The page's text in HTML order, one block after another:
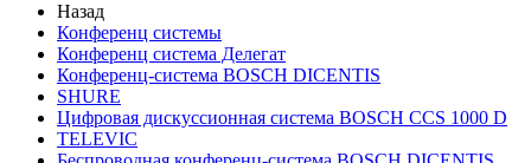
Назад
Конференц системы
Конференц система Делегат
Конференц-система BOSCH DICENTIS
SHURE
Цифровая дискуссионная система BOSCH CCS 1000 D
TELEVIC